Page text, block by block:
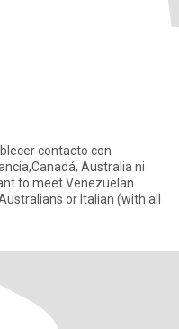
contacto con
Australia ni
to meet Venezuelan
men, Colombians, French, Canadian, Australians or Italian (with all